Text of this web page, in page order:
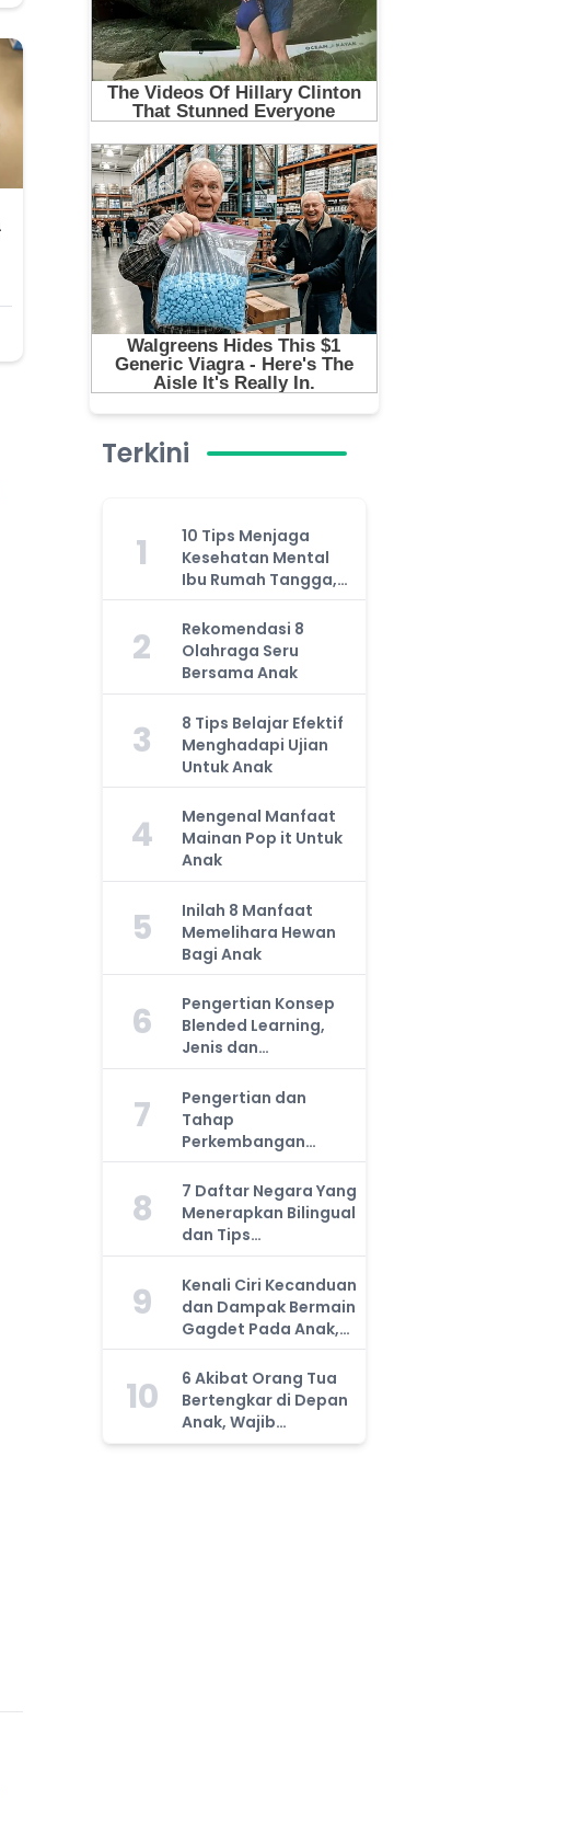
Terkini
1
10 Tips Menjaga
Kesehatan Mental
Ibu Rumah Tangga,
Jangan Anggap
Remeh!
2
Rekomendasi 8
Olahraga Seru
Bersama Anak
3
8 Tips Belajar Efektif
Menghadapi Ujian
Untuk Anak
4
Mengenal Manfaat
Mainan Pop it Untuk
Anak
5
Inilah 8 Manfaat
Memelihara Hewan
Bagi Anak
6
Pengertian Konsep
Blended Learning,
Jenis dan
Manfaatnya, Anda
Harus Tahu!
7
Pengertian dan
Tahap
Perkembangan
Kemampuan Kognitif
Anak, Bunda Wajib
Tahu!
8
7 Daftar Negara Yang
Menerapkan Bilingual
dan Tips
Mengajarkan Pada
Anak
9
Kenali Ciri Kecanduan
dan Dampak Bermain
Gagdet Pada Anak,
Orang Tua Wajib
Tahu!
10
6 Akibat Orang Tua
Bertengkar di Depan
Anak, Wajib
Waspada!